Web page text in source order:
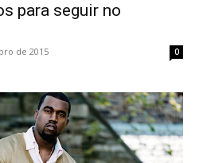
para seguir no
de 2015 0